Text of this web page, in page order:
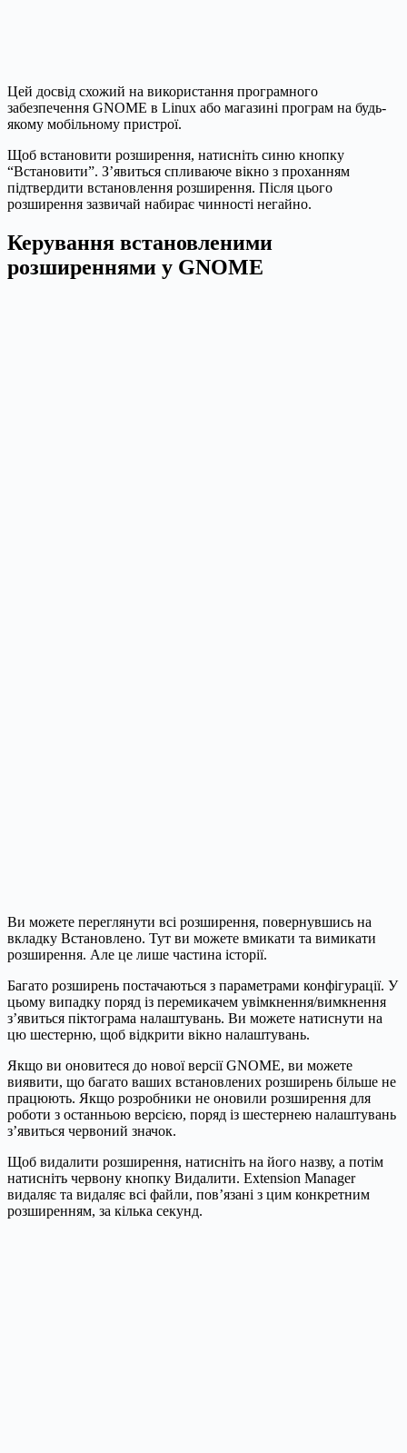
Цей досвід схожий на використання програмного
забезпечення GNOME в Linux або магазині програм на будь-
якому мобільному пристрої.
Щоб встановити розширення, натисніть синю кнопку
“Встановити”. З’явиться спливаюче вікно з проханням
підтвердити встановлення розширення. Після цього
розширення зазвичай набирає чинності негайно.
Керування встановленими
розширеннями у GNOME
Ви можете переглянути всі розширення, повернувшись на
вкладку Встановлено. Тут ви можете вмикати та вимикати
розширення. Але це лише частина історії.
Багато розширень постачаються з параметрами конфігурації. У
цьому випадку поряд із перемикачем увімкнення/вимкнення
з’явиться піктограма налаштувань. Ви можете натиснути на
цю шестерню, щоб відкрити вікно налаштувань.
Якщо ви оновитеся до нової версії GNOME, ви можете
виявити, що багато ваших встановлених розширень більше не
працюють. Якщо розробники не оновили розширення для
роботи з останньою версією, поряд із шестернею налаштувань
з’явиться червоний значок.
Щоб видалити розширення, натисніть на його назву, а потім
натисніть червону кнопку Видалити. Extension Manager
видаляє та видаляє всі файли, пов’язані з цим конкретним
розширенням, за кілька секунд.